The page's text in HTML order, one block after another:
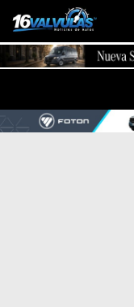
Saltar al contenido